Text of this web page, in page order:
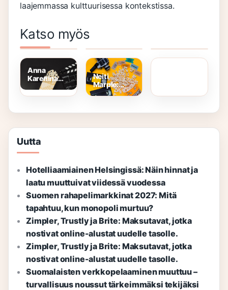
laajemmassa kulttuurisessa kontekstissa.
Katso myös
Cybex Talos
S Lux –
Turvallinen
Anna
Karenina
(vuoden
2012
Rooleissa
Neiti
Marple:
Koston
Hah-taja
Uutta
Hotelliaamiainen Helsingissä: Näin hinnat ja
laatu muuttuivat viidessä vuodessa
Suomen rahapelimarkkinat 2027: Mitä
tapahtuu, kun monopoli murtuu?
Zimpler, Trustly ja Brite: Maksutavat, jotka
nostivat online-alustat uudelle tasolle.
Zimpler, Trustly ja Brite: Maksutavat, jotka
nostivat online-alustat uudelle tasolle.
Suomalaisten verkkopelaaminen muuttuu –
turvallisuus noussut tärkeimmäksi tekijäksi